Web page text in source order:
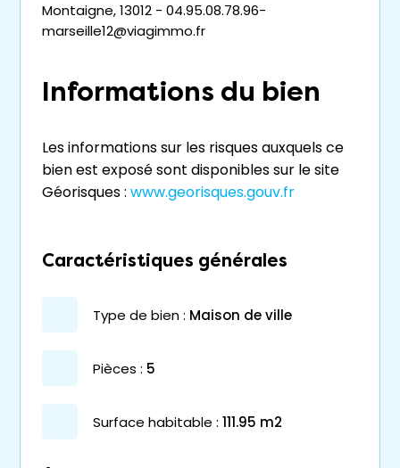
Montaigne, 13012 - 04.95.08.78.96-
marseille12@viagimmo.fr
Informations du bien
Les informations sur les risques auxquels ce
bien est exposé sont disponibles sur le site
Géorisques : www.georisques.gouv.fr
Caractéristiques générales
type de bien : maison de ville
pièces : 5
surface habitable : 111.95 m2